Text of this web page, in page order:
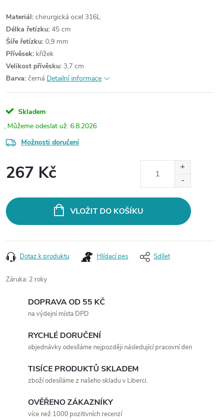
Materiál: chirurgická ocel 316L
Délka řetízku: 45 cm
Šíře řetízku: 0,9 mm
Přívěsek: křížek
Velikost přívěsku: 3,7 cm
Barva: černá Detailní informace
Skladem
6.8.2026
Možnosti doručení
267 Kč
VLOŽIT DO KOŠÍKU
Dotaz k produktu Hlídací pes Sdílet
Záruka: 2 roky
DOPRAVA OD 55 KČ
na výdejní místa DPD
RYCHLÉ DORUČENÍ
objednávky odesíláme nejpozději následující pracovní den
TISÍCE PRODUKTŮ SKLADEM
zboží odesíláme z našeho skladu v Liberci.
OVĚŘENO ZÁKAZNÍKY
více než 1000 pozitivních recenzí